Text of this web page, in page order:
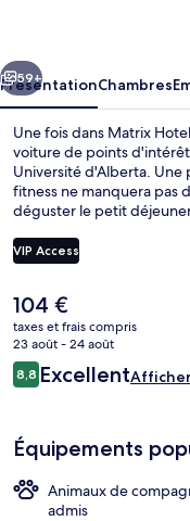
Suivant
59+
PrésentationChambres
Une fois dans Matrix
voiture de points d'intérêt
Université d'Alberta.
fitness ne manquera pas
déguster le petit
petit plus pratique, les
d'un micro-ondes. Les
courte distance à pied
Corona se trouve à 3 min
Square, à 7 min.
VIP Access
Le
prix
actuel
est
de
104 €
taxes et frais compris
23 août - 24 août
Avis
voyageurs
8,88,8 sur 10
Excellent
Équipements
Animaux de
admis